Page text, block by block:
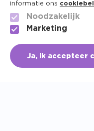
informatie ons
Noodzakelijk
Marketing
Ja, ik accepteer